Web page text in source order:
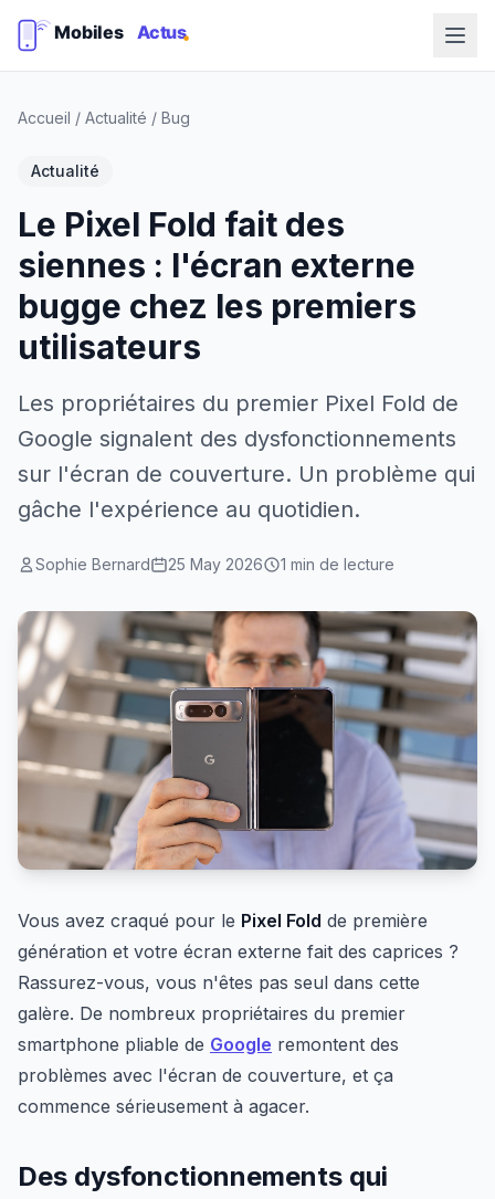
Accueil / Actualité / Bug
Actualité
Le Pixel Fold fait des
siennes : l'écran externe
bugge chez les premiers
utilisateurs
Les propriétaires du premier Pixel Fold de
Google signalent des dysfonctionnements
sur l'écran de couverture. Un problème qui
gâche l'expérience au quotidien.
Sophie Bernard 25 May 2026 1 min de lecture
Vous avez craqué pour le Pixel Fold de première
génération et votre écran externe fait des caprices ?
Rassurez-vous, vous n'êtes pas seul dans cette
galère. De nombreux propriétaires du premier
smartphone pliable de Google remontent des
problèmes avec l'écran de couverture, et ça
commence sérieusement à agacer.
Des dysfonctionnements qui